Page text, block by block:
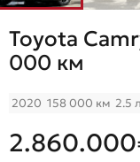
Toyota
000 км
2020 158 000 км 2.5